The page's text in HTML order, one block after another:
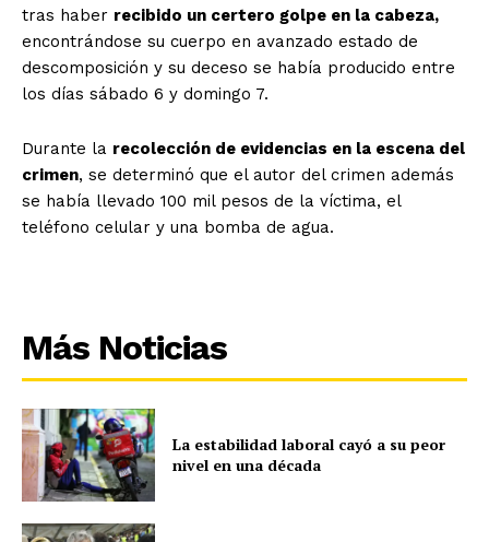
tras haber recibido un certero golpe en la cabeza,
encontrándose su cuerpo en avanzado estado de
descomposición y su deceso se había producido entre
los días sábado 6 y domingo 7.
Durante la recolección de evidencias en la escena del
crimen, se determinó que el autor del crimen además
se había llevado 100 mil pesos de la víctima, el
teléfono celular y una bomba de agua.
Más Noticias
La estabilidad laboral cayó a su peor
nivel en una década